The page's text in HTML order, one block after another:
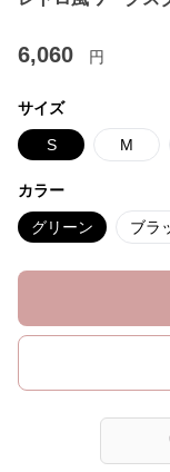
6,060 円
サイズ
S M
カラー
グリーン ブラ